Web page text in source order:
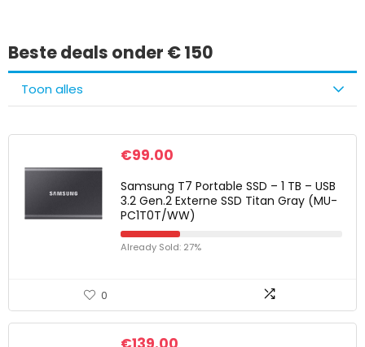
Beste deals onder € 150
Toon alles
€99.00
Samsung T7 Portable SSD – 1 TB – USB
3.2 Gen.2 Externe SSD Titan Gray (MU-
PC1T0T/WW)
Already Sold: 27%
0